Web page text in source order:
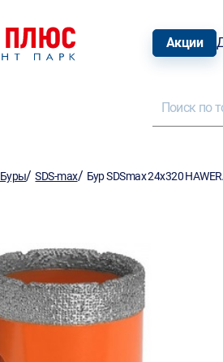
Акции
Буры/SDS-max/ Бур SDSmax 24x320